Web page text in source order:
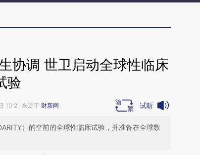
协调 世卫启动全球性临床
验
10:21 来源于 财新网 试听
）的空前的全球性临床试验，并准备在全球数